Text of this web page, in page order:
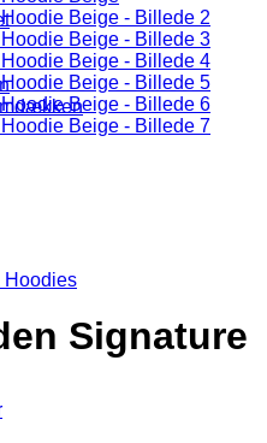
Hoodies
Signature